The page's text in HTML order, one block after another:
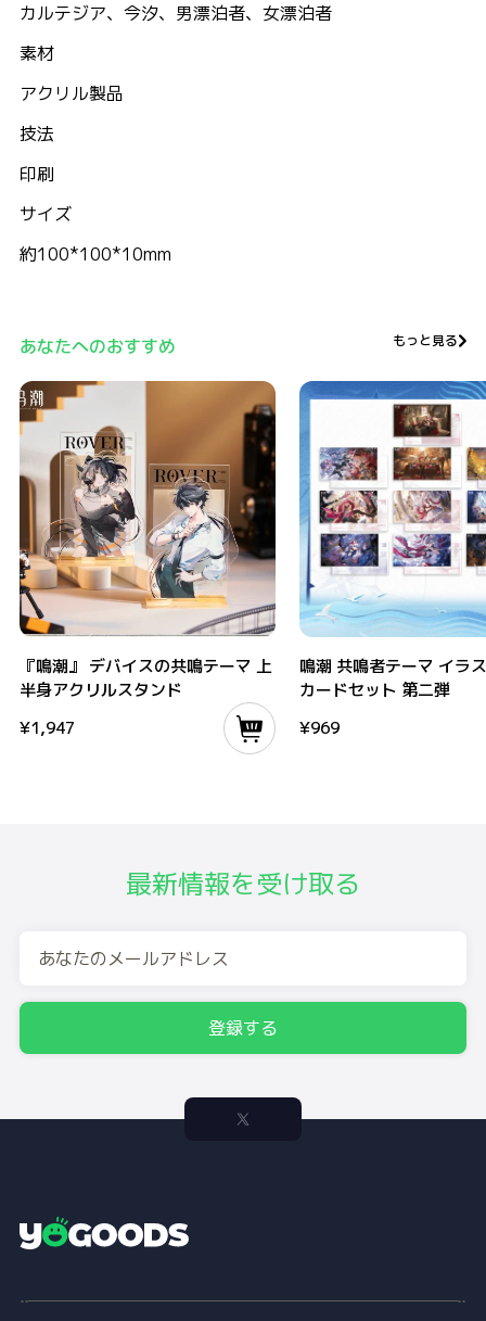
カルテジア、今汐、男漂泊者、女漂泊者
素材
アクリル製品
技法
印刷
サイズ
約100*100*10mm
あなたへのおすすめ もっと見る
『鳴潮』 デバイスの共鳴テーマ 上
半身アクリルスタンド
¥1,947
鳴潮 共鳴者テーマ イラ
カードセット 第二弾
¥969
最新情報を受け取る
登録する
g